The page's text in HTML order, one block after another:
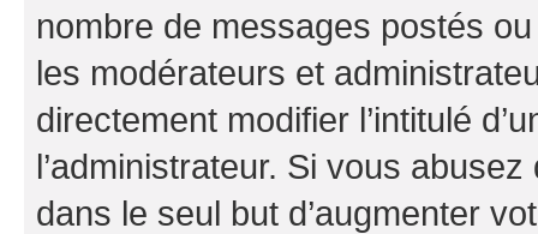
nombre de messages postés
les modérateurs et
directement modifier l’intitulé
l’administrateur. Si vous
dans le seul but d’augmenter